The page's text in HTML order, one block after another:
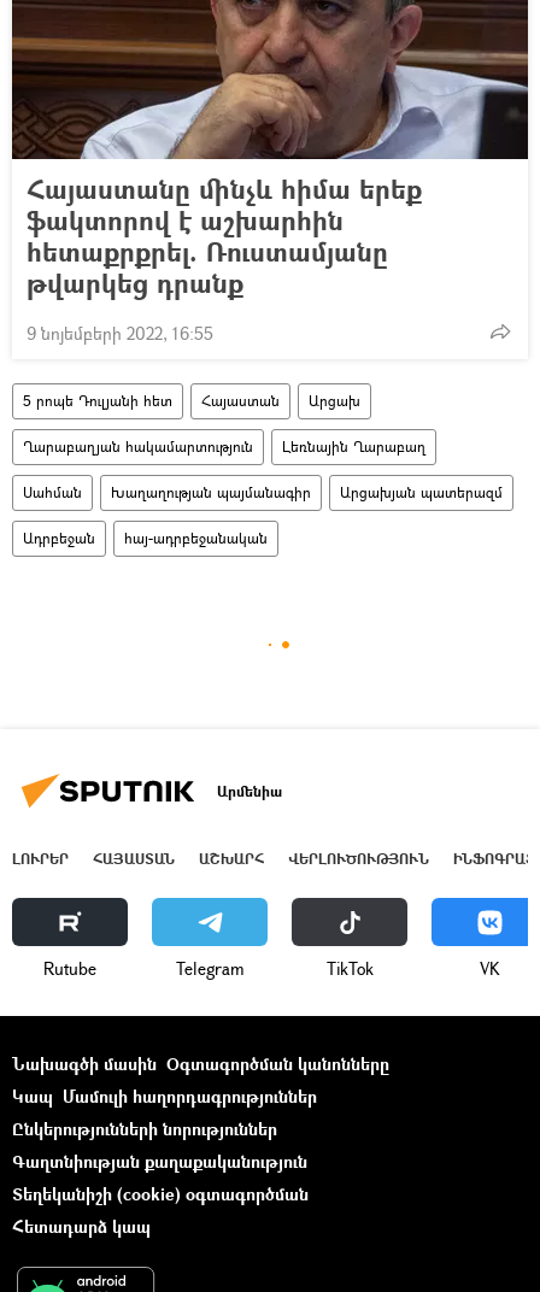
Հայաստանը մինչև հիմա երեք
ֆակտորով է աշխարհին
հետաքրքրել. Ռուստամյանը
թվարկեց դրանք
9 նոյեմբերի 2022, 16:55
5 րոպե Դուլյանի հետ Հայաստան Արցախ
Ղարաբաղյան հակամարտություն Լեռնային Ղարաբաղ
Սահման Խաղաղության պայմանագիր Արցախյան պատերազմ
Ադրբեջան հայ-ադրբեջանական
Արմենիա
ԼՈՒՐԵՐ ՀԱՅԱՍՏԱՆ ԱՇԽԱՐՀ ՎԵՐԼՈՒԾՈՒԹՅՈՒՆ
Rutube Telegram ТikТоk VK
Նախագծի մասին Օգտագործման կանոնները
Կապ Մամուլի հաղորդագրություններ
Ընկերությունների նորություններ
Գաղտնիության քաղաքականություն
Տեղեկանիշի (cookie) օգտագործման
Հետադարձ կապ